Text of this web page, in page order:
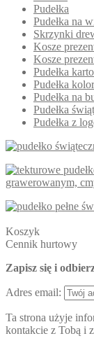
Pudełka
Pudełka na
Skrzynki
Kosze
Kosze
Pudełka
Pudełka
Pudełka na
Pudełka
Pudełka z
Koszyk
Cennik hurtowy
Zapisz się i
Adres email:
Ta strona użyje
kontakcie z Tobą i